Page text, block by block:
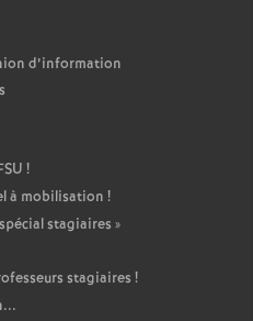
d’information
!
à mobilisation !
spécial stagiaires »
stagiaires !